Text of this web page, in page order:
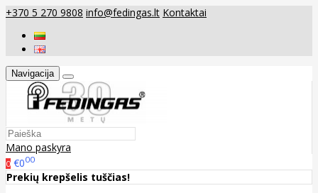
+370 5 270 9808 info@fedingas.lt Kontaktai
Navigacija
Mano paskyra
0 €000
Prekių krepšelis tuščias!